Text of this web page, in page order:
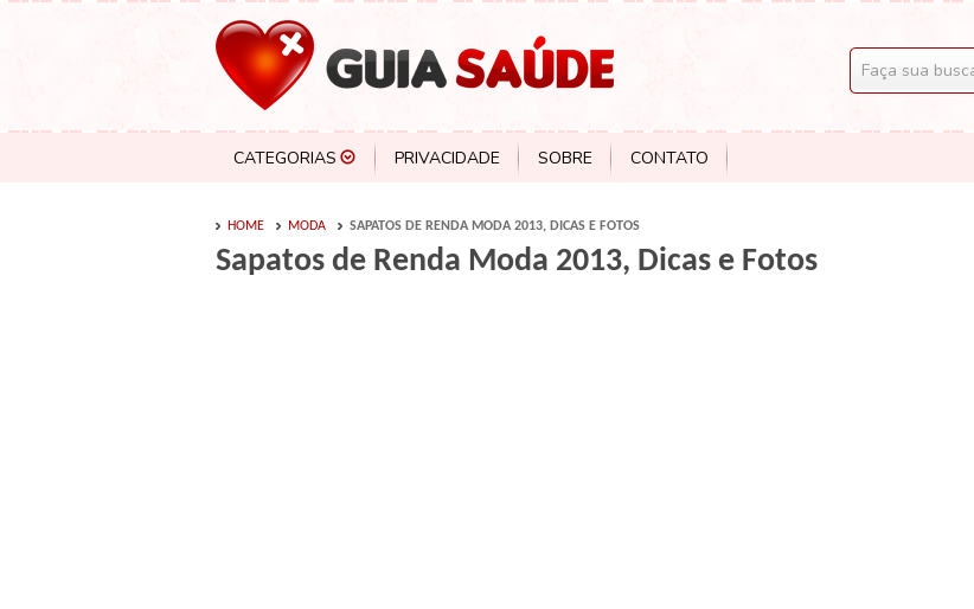
CATEGORIAS PRIVACIDADE SOBRE CONTATO
HOME MODA SAPATOS DE RENDA MODA 2013, DICAS E FOTOS
Sapatos de Renda Moda 2013, Dicas e Fotos